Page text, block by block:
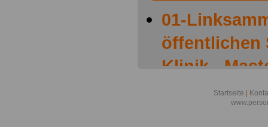
01-
öffentlichen
Klinik -
Aktuelle
öffentlichen
Startseite